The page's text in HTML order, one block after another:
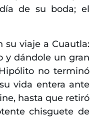
de su boda; el
su viaje a Cuautla:
y dándole un gran
no terminó
vida entera ante
hasta que retiró
chisguete de